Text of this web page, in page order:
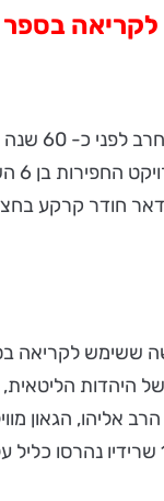
בוילנה שבליטא,
.
חודר קרקע
לקריאה
הגאון
חורבנה של קהילת וילנה היהודית במהלך השואה. המקום,